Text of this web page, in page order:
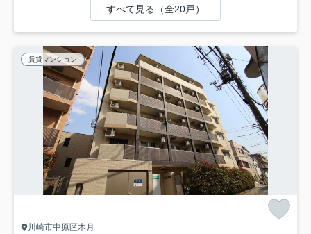
すべて見る（全20戸）
賃貸マンション
川崎市中原区木月